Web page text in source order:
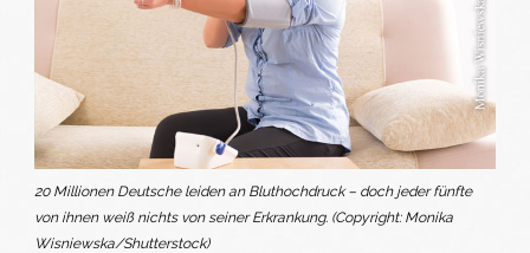
20 Millionen Deutsche leiden an Bluthochdruck – doch jeder fünfte
von ihnen weiß nichts von seiner Erkrankung. (Copyright: Monika
Wisniewska/Shutterstock)